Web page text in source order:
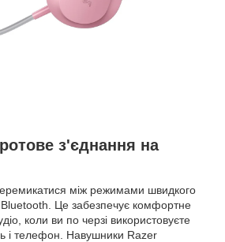
з'єднання на
між режимами швидкого
Bluetooth. Це забезпечує комфортне
коли ви по черзі використовуєте
і телефон. Навушники Razer